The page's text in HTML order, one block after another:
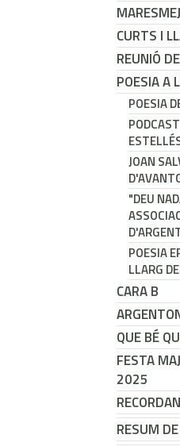
CURTS I
REUNIÓ
POESIA A
POESIA
JOAN
"DEU
POESIA
LLARG
CARA B
QUE BÉ
FESTA
2025
RESUM